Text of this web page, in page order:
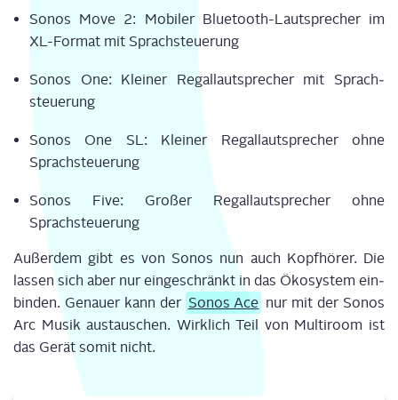
Sonos Move 2: Mobi­ler Blue­tooth-Laut­spre­cher im
XL-For­mat mit Sprach­steue­rung
Sonos One: Klei­ner Regal­laut­spre­cher mit Sprach­
steue­rung
Sonos One SL: Klei­ner Regal­laut­spre­cher ohne
Sprachsteuerung
Sonos Five: Gro­ßer Regal­laut­spre­cher ohne
Sprachsteuerung
Außer­dem gibt es von Sonos nun auch Kopf­hö­rer. Die
las­sen sich aber nur ein­ge­schränkt in das Öko­sys­tem ein­
bin­den. Genau­er kann der Sonos Ace nur mit der Sonos
Arc Musik aus­tau­schen. Wirk­lich Teil von Mul­ti­room ist
das Gerät somit nicht.